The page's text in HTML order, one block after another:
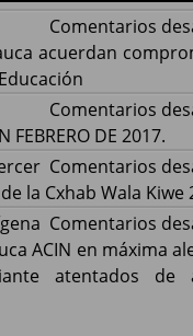
Comentarios
acuerdan
Comentarios
FEBRERO DE 2017.
Comentarios
la Cxhab Wala Kiwe
Comentarios
ACIN en máxima
atentados de